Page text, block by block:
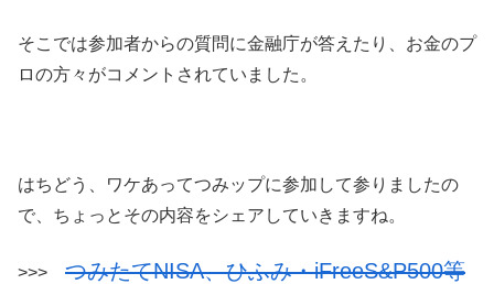
そこでは参加者からの質問に金融庁が答えたり、お金のプ
ロの方々がコメントされていました。
はちどう、ワケあってつみップに参加して参りましたの
で、ちょっとその内容をシェアしていきますね。
>>>
つみたてNISA、ひふみ・iFreeS&P500等